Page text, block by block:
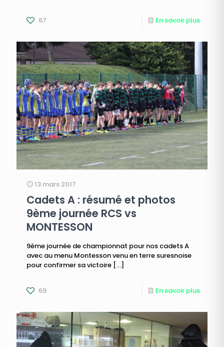
67 En savoir plus
13 mars 2017
Cadets A : résumé et photos
9ème journée RCS vs
MONTESSON
9ème journée de championnat pour nos cadets A
avec au menu Montesson venu en terre suresnoise
pour confirmer sa victoire […]
69 En savoir plus